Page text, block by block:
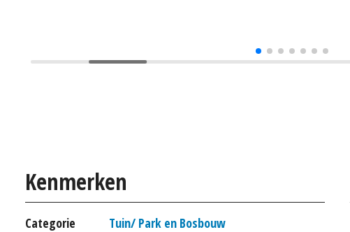
Kenmerken
Categorie
Tuin/ Park en Bosbouw